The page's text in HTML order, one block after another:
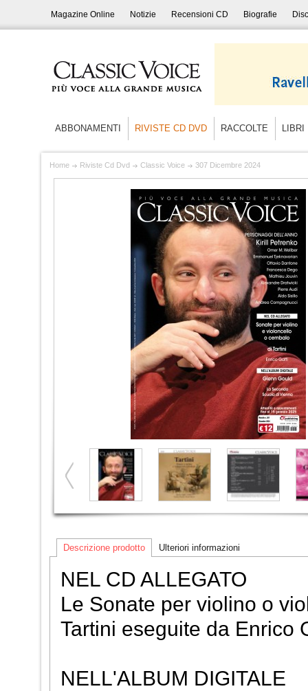
Magazine Online Notizie Recensioni CD Biografie
ABBONAMENTI RIVISTE CD DVD RACCOLTE LIBRI
Home Riviste Cd Dvd Classic Voice 307 Dicembre 2024
Descrizione prodotto Ulteriori informazioni
NEL CD ALLEGATO
Le Sonate per violino o
Tartini eseguite da Enrico
NELL'ALBUM DIGITALE